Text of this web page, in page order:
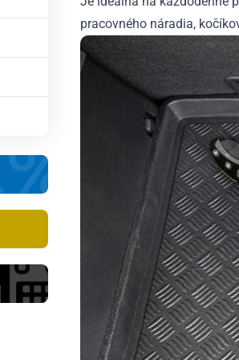
pracovného náradia,